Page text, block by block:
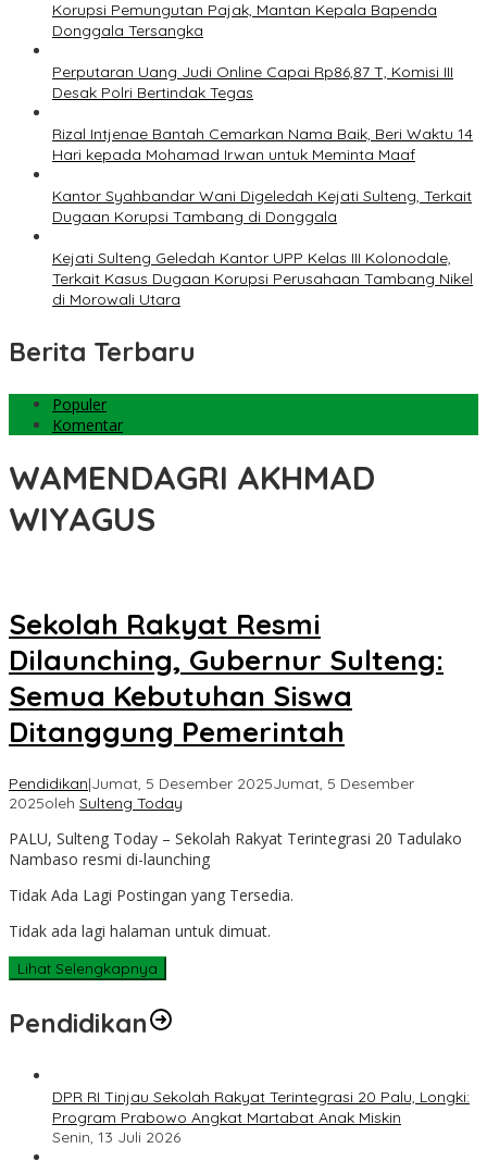
Korupsi Pemungutan Pajak, Mantan Kepala Bapenda
Donggala Tersangka
Perputaran Uang Judi Online Capai Rp86,87 T, Komisi III
Desak Polri Bertindak Tegas
Rizal Intjenae Bantah Cemarkan Nama Baik, Beri Waktu 14
Hari kepada Mohamad Irwan untuk Meminta Maaf
Kantor Syahbandar Wani Digeledah Kejati Sulteng, Terkait
Dugaan Korupsi Tambang di Donggala
Kejati Sulteng Geledah Kantor UPP Kelas III Kolonodale,
Terkait Kasus Dugaan Korupsi Perusahaan Tambang Nikel
di Morowali Utara
Berita Terbaru
Populer
Komentar
WAMENDAGRI AKHMAD
WIYAGUS
Sekolah Rakyat Resmi
Dilaunching, Gubernur Sulteng:
Semua Kebutuhan Siswa
Ditanggung Pemerintah
Pendidikan|Jumat, 5 Desember 2025Jumat, 5 Desember
2025oleh Sulteng Today
PALU, Sulteng Today – Sekolah Rakyat Terintegrasi 20 Tadulako
Nambaso resmi di-launching
Tidak Ada Lagi Postingan yang Tersedia.
Tidak ada lagi halaman untuk dimuat.
Lihat Selengkapnya
Pendidikan
DPR RI Tinjau Sekolah Rakyat Terintegrasi 20 Palu, Longki:
Program Prabowo Angkat Martabat Anak Miskin
Senin, 13 Juli 2026